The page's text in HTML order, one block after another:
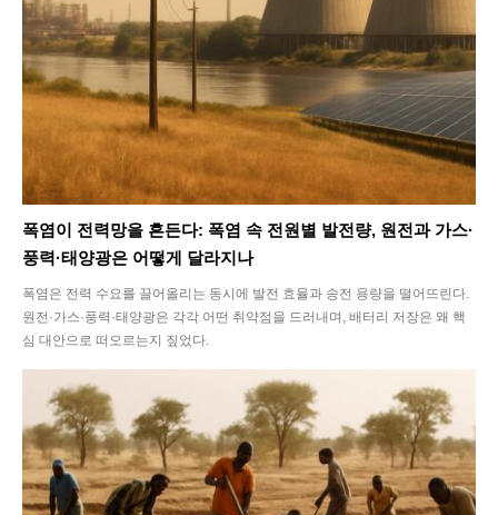
폭염이 전력망을 흔든다: 폭염 속 전원별 발전량, 원전과 가스·
풍력·태양광은 어떻게 달라지나
폭염은 전력 수요를 끌어올리는 동시에 발전 효율과 송전 용량을 떨어뜨린다.
원전·가스·풍력·태양광은 각각 어떤 취약점을 드러내며, 배터리 저장은 왜 핵
심 대안으로 떠오르는지 짚었다.